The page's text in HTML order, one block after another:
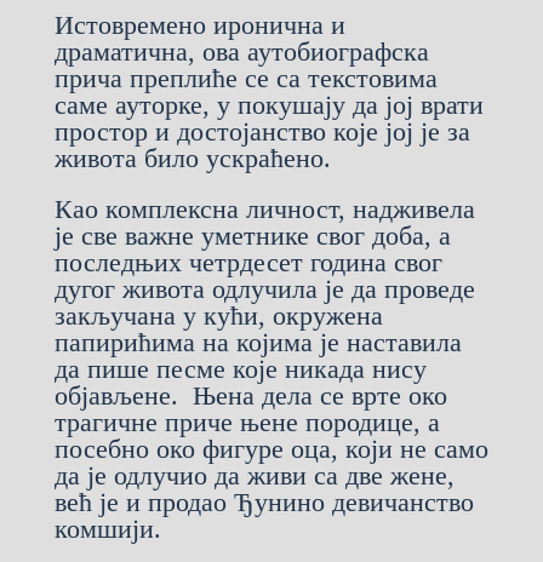
Истовремено иронична и
драматична, ова аутобиографска
прича преплиће се са текстовима
саме ауторке, у покушају да јој врати
простор и достојанство које јој је за
живота било ускраћено.
Као комплексна личност, над‌живела
је све важне уметнике свог доба, а
последњих четрдесет година свог
дугог живота одлучила је да проведе
закључана у кући, окружена
папирићима на којима је наставила
да пише песме које никада нису
објављене. Њена дела се врте око
трагичне приче њене породице, а
посебно око фигуре оца, који не само
да је одлучио да живи са две жене,
већ је и продао Ђунино девичанство
комшији.